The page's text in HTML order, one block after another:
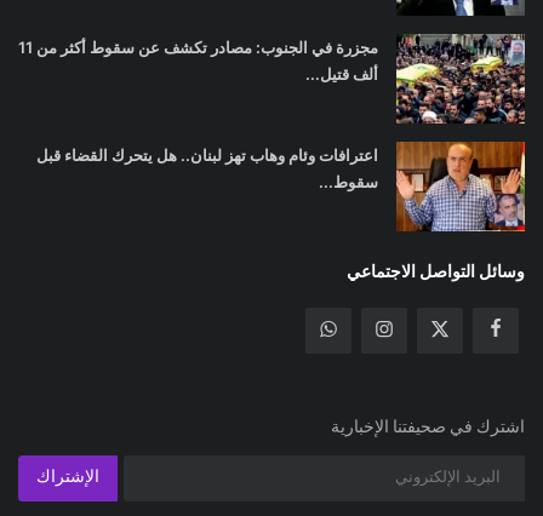
مجزرة في الجنوب: مصادر تكشف عن سقوط أكثر من 11
ألف قتيل...
اعترافات وئام وهاب تهز لبنان.. هل يتحرك القضاء قبل
سقوط...
وسائل التواصل الاجتماعي
اشترك في صحيفتنا الإخبارية
الإشتراك